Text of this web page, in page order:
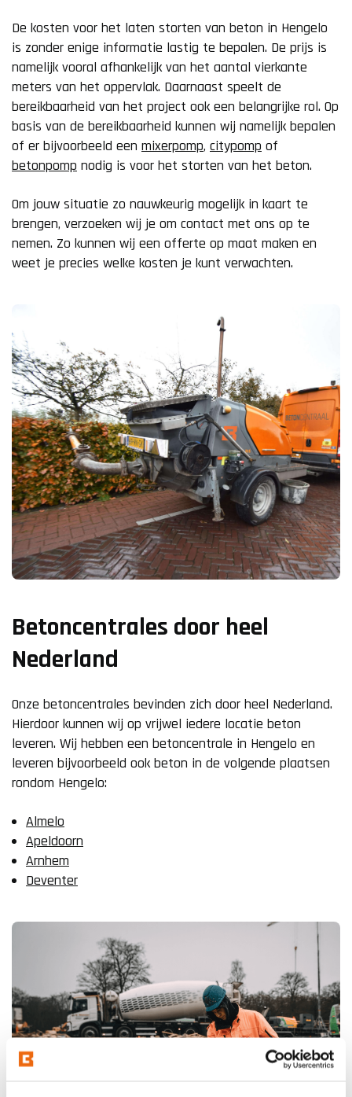
De kosten voor het laten storten van beton in Hengelo
is zonder enige informatie lastig te bepalen. De prijs is
namelijk vooral afhankelijk van het aantal vierkante
meters van het oppervlak. Daarnaast speelt de
bereikbaarheid van het project ook een belangrijke rol. Op
basis van de bereikbaarheid kunnen wij namelijk bepalen
of er bijvoorbeeld een mixerpomp, citypomp of
betonpomp nodig is voor het storten van het beton.
Om jouw situatie zo nauwkeurig mogelijk in kaart te
brengen, verzoeken wij je om contact met ons op te
nemen. Zo kunnen wij een offerte op maat maken en
weet je precies welke kosten je kunt verwachten.
Betoncentrales door heel
Nederland
Onze betoncentrales bevinden zich door heel Nederland.
Hierdoor kunnen wij op vrijwel iedere locatie beton
leveren. Wij hebben een betoncentrale in Hengelo en
leveren bijvoorbeeld ook beton in de volgende plaatsen
rondom Hengelo:
Almelo
Apeldoorn
Arnhem
Deventer